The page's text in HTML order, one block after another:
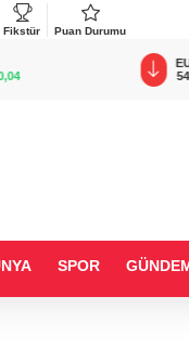
Fikstür Puan Durumu
SPOR